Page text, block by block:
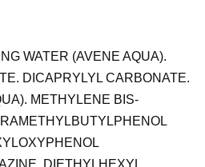
WATER (AVENE AQUA).
DICAPRYLYL CARBONATE.
METHYLENE BIS-
DIETHYLHEXYL